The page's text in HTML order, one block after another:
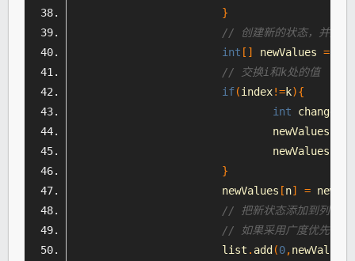
}
// 创建新的状态，并复制
int [] newValues =
// 交换i和k处的值
if(index!=k){
int change
				newValues
				newValues
}
			newValues
[n] =
// 把新状态添加到列表中
// 如果采用广度优先，则
			list
. add(0,newValues